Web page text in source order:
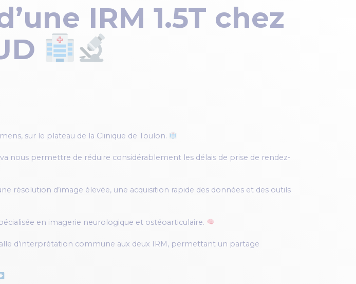
IRM 1.5T chez
sur le plateau de la Clinique de Toulon.
nous permettre de réduire considérablement les délais de prise de rendez-
résolution d’image élevée, une acquisition rapide des données et des outils
en imagerie neurologique et ostéoarticulaire.
d’interprétation commune aux deux IRM, permettant un partage